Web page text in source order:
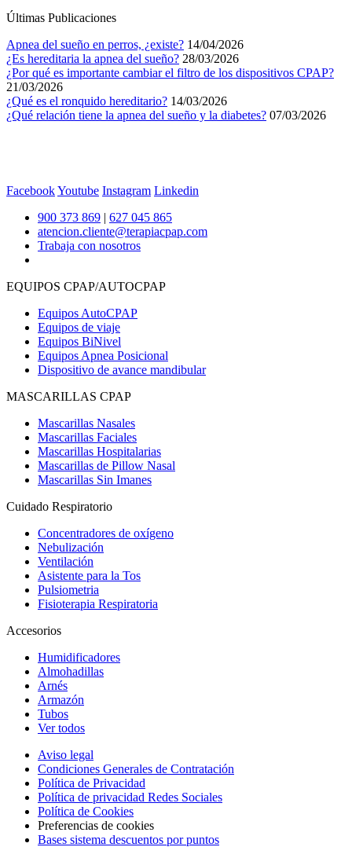
Últimas Publicaciones
Apnea del sueño en perros, ¿existe? 14/04/2026
¿Es hereditaria la apnea del sueño? 28/03/2026
¿Por qué es importante cambiar el filtro de los dispositivos CPAP?
21/03/2026
¿Qué es el ronquido hereditario? 14/03/2026
¿Qué relación tiene la apnea del sueño y la diabetes? 07/03/2026
FacebookYoutube Instagram Linkedin
900 373 869 | 627 045 865
atencion.cliente@terapiacpap.com
Trabaja con nosotros
EQUIPOS CPAP/AUTOCPAP
Equipos AutoCPAP
Equipos de viaje
Equipos BiNivel
Equipos Apnea Posicional
Dispositivo de avance mandibular
MASCARILLAS CPAP
Mascarillas Nasales
Mascarillas Faciales
Mascarillas Hospitalarias
Mascarillas de Pillow Nasal
Mascarillas Sin Imanes
Cuidado Respiratorio
Concentradores de oxígeno
Nebulización
Ventilación
Asistente para la Tos
Pulsiometria
Fisioterapia Respiratoria
Accesorios
Humidificadores
Almohadillas
Arnés
Armazón
Tubos
Ver todos
Aviso legal
Condiciones Generales de Contratación
Política de Privacidad
Política de privacidad Redes Sociales
Política de Cookies
Preferencias de cookies
Bases sistema descuentos por puntos